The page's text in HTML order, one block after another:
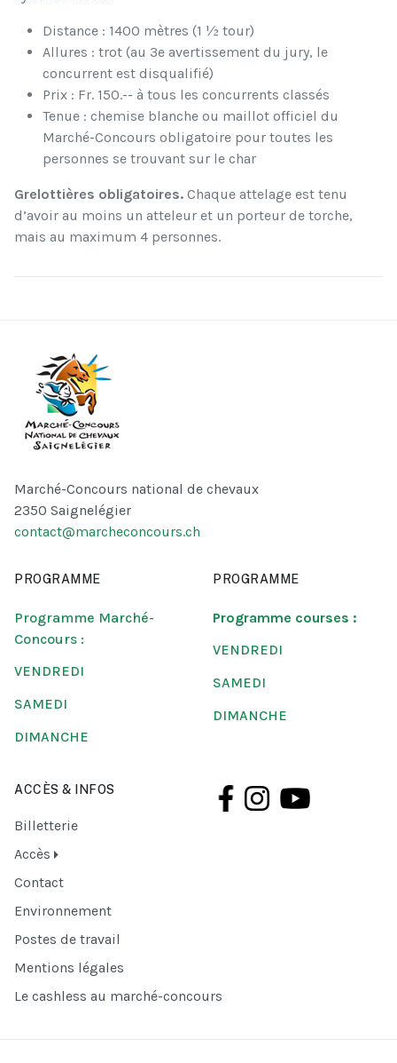
Distance : 1400 mètres (1 ½ tour)
Allures : trot (au 3e avertissement du jury, le
concurrent est disqualifié)
Prix : Fr. 150.-- à tous les concurrents classés
Tenue : chemise blanche ou maillot officiel du
Marché-Concours obligatoire pour toutes les
personnes se trouvant sur le char
Grelottières obligatoires. Chaque attelage est tenu
d’avoir au moins un atteleur et un porteur de torche,
mais au maximum 4 personnes.
Marché-Concours national de chevaux
2350 Saignelégier
contact@marcheconcours.ch
PROGRAMME
Programme Marché-
Concours :
VENDREDI
SAMEDI
DIMANCHE
PROGRAMME
Programme courses :
VENDREDI
SAMEDI
DIMANCHE
ACCÈS & INFOS
Billetterie
Accès
Contact
Environnement
Postes de travail
Mentions légales
Le cashless au marché-concours